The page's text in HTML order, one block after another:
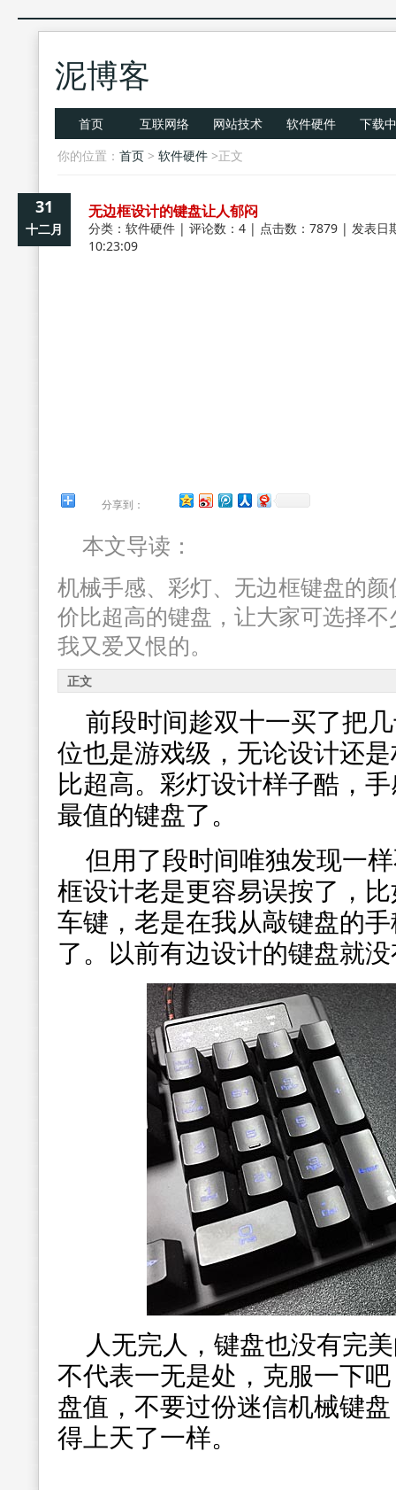
泥博客
首页 互联网络 网站技术 软件硬件
下载
你的位置： 首页 > 软件硬件 >正文
31
十二月
无边框设计的键盘让人郁闷
分类： 软件硬件 | 评论数：4 | 点击数：7879 | 发表日
10:23:09
分享到：
本文导读：
机械手感、彩灯、无边框键盘的
价比超高的键盘，让大家可选择
我又爱又恨的。
正文
前段时间趁双十一买了把
位也是游戏级，无论设计还
比超高。彩灯设计样子酷，
最值的键盘了。
但用了段时间唯独发现一
框设计老是更容易误按了，
车键，老是在我从敲键盘的
了。以前有边设计的键盘就
人无完人，键盘也没有完
不代表一无是处，克服一下
盘值，不要过份迷信机械键
得上天了一样。